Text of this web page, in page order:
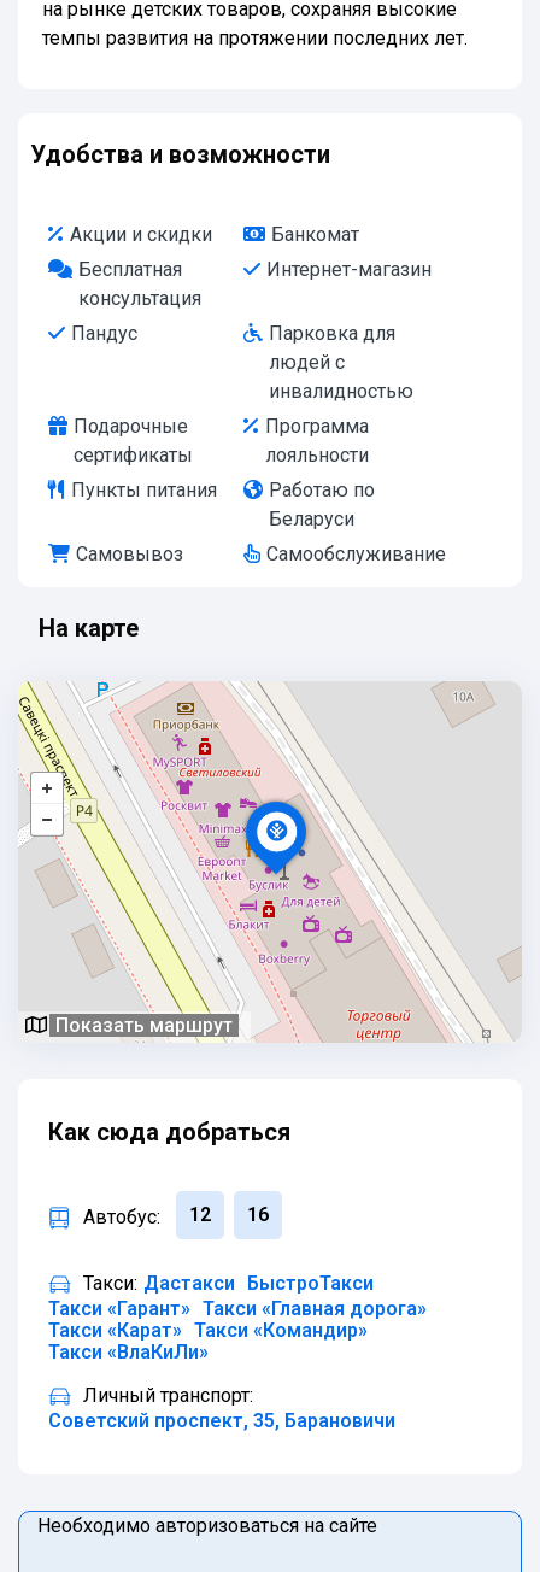
на рынке детских товаров, сохраняя высокие
темпы развития на протяжении последних лет.
Удобства и возможности
Акции и скидки
Банкомат
Бесплатная
консультация
Интернет-магазин
Пандус
Парковка для
людей с
инвалидностью
Подарочные
сертификаты
Программа
лояльности
Пункты питания
Работаю по
Беларуси
Самовывоз
Самообслуживание
На карте
Показать маршрут
Как сюда добраться
Автобус: 12 16
Такси: Дастакси
БыстроТакси
Такси «Гарант» Такси «Главная дорога»
Такси «Карат» Такси «Командир»
Такси «ВлаКиЛи»
Личный транспорт:
Советский проспект, 35, Барановичи
Необходимо авторизоваться на сайте